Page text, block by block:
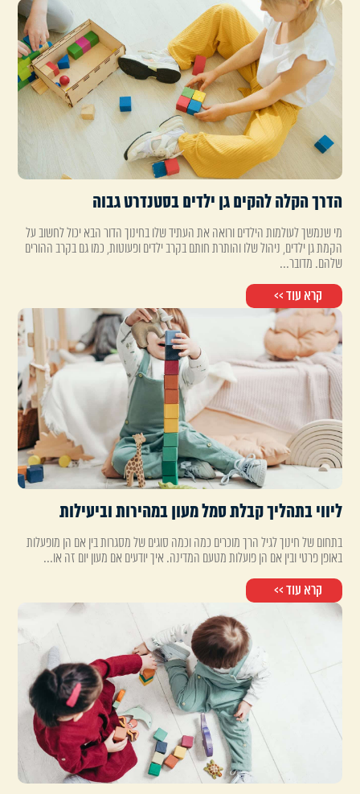
הדרך הקלה להקים גן ילדים בסטנדרט גבוה
מי שנמשך לעולמות הילדים ורואה את העתיד שלו בחינוך הדור הבא יכול לחשוב על
הקמת גן ילדים, ניהול שלו והותרת חותם בקרב ילדים ופעוטות, כמו גם בקרב ההורים
שלהם. מדובר...
קרא עוד >>
ליווי בתהליך קבלת סמל מעון במהירות וביעילות
בתחום של חינוך לגיל הרך מוכרים כמה וכמה סוגים של מסגרות בין אם הן מופעלות
באופן פרטי ובין אם הן פועלות מטעם המדינה. איך יודעים אם מעון יום זה או...
קרא עוד >>